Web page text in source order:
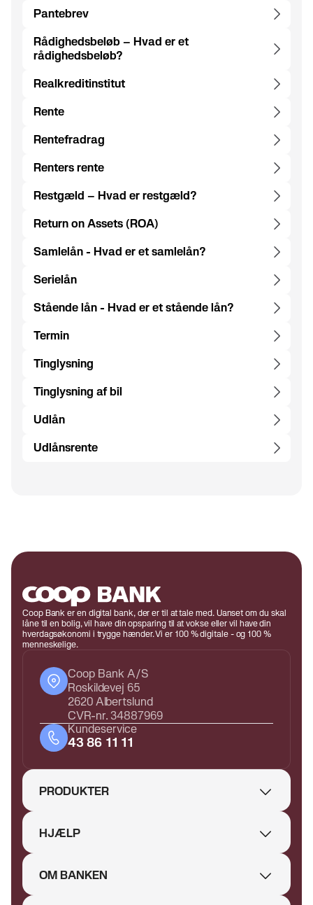
Pantebrev
Rådighedsbeløb – Hvad er et
rådighedsbeløb?
Realkreditinstitut
Rente
Rentefradrag
Renters rente
Restgæld – Hvad er restgæld?
Return on Assets (ROA)
Samlelån - Hvad er et samlelån?
Serielån
Stående lån - Hvad er et stående lån?
Termin
Tinglysning
Tinglysning af bil
Udlån
Udlånsrente
Coop Bank er en digital bank, der er til at tale med. Uanset om du skal
låne til en bolig, vil have din opsparing til at vokse eller vil have din
hverdagsøkonomi i trygge hænder. Vi er 100 % digitale - og 100 %
menneskelige.
Coop Bank A/S
Roskildevej 65
2620 Albertslund
CVR-nr. 34887969
Kundeservice
43 86 11 11
PRODUKTER
HJÆLP
OM BANKEN